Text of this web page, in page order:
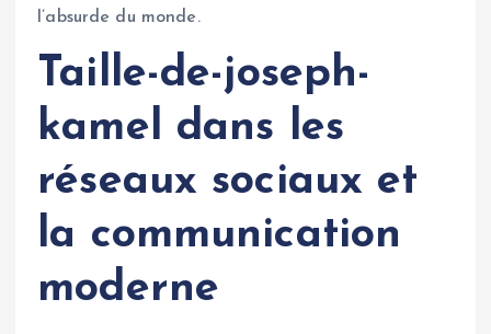
l’absurde du monde.
Taille-de-joseph-
kamel dans les
réseaux sociaux et
la communication
moderne